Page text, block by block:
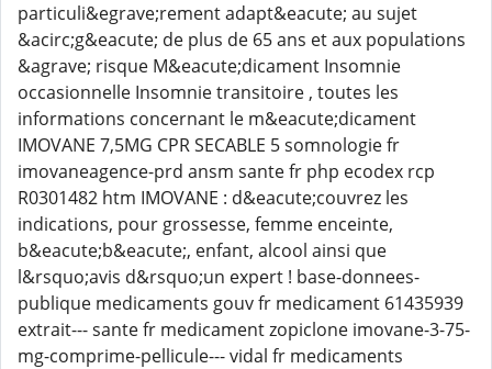
particuli&egrave;rement adapt&eacute; au sujet
&acirc;g&eacute; de plus de 65 ans et aux populations
&agrave; risque M&eacute;dicament Insomnie
occasionnelle Insomnie transitoire , toutes les
informations concernant le m&eacute;dicament
IMOVANE 7,5MG CPR SECABLE 5 somnologie fr
imovaneagence-prd ansm sante fr php ecodex rcp
R0301482 htm IMOVANE : d&eacute;couvrez les
indications, pour grossesse, femme enceinte,
b&eacute;b&eacute;, enfant, alcool ainsi que
l&rsquo;avis d&rsquo;un expert ! base-donnees-
publique medicaments gouv fr medicament 61435939
extrait--- sante fr medicament zopiclone imovane-3-75-
mg-comprime-pellicule--- vidal fr medicaments